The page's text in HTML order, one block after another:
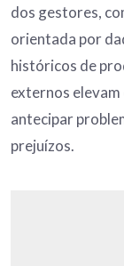
dos gestores,
orientada por
históricos de
externos
antecipar
prejuízos.